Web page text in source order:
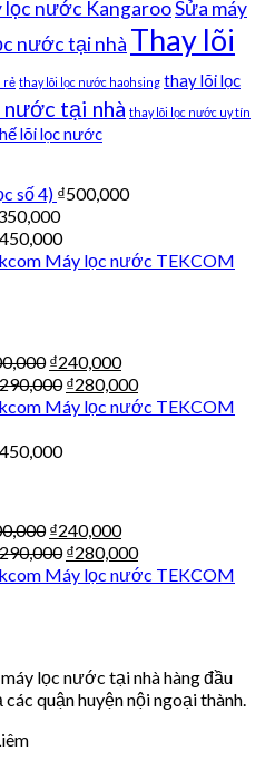
lọc nước KangarooSửa máy
nước tại nhà Thay lõi
rẻ thay lõi lọc nước haohsing thay lõi lọc
tại nhà thay lõi lọc nước uy tín
lõi lọc nước
số 4) ₫500,000
450,000
Máy lọc nước TEKCOM
₫240,000
290,000 ₫280,000
Máy lọc nước TEKCOM
450,000
₫240,000
290,000 ₫280,000
Máy lọc nước TEKCOM
lọc nước tại nhà hàng đầu
quận huyện nội ngoại thành.